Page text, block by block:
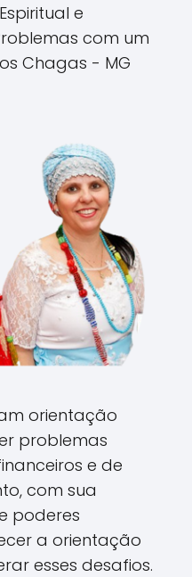
e
com um
Chagas - MG
orientação
problemas
e de
com sua
poderes
a orientação
esses desafios.